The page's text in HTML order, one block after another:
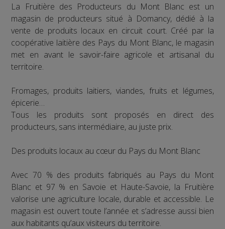
La Fruitière des Producteurs du Mont Blanc est un
magasin de producteurs situé à Domancy, dédié à la
vente de produits locaux en circuit court. Créé par la
coopérative laitière des Pays du Mont Blanc, le magasin
met en avant le savoir-faire agricole et artisanal du
territoire.
Fromages, produits laitiers, viandes, fruits et légumes,
épicerie…
Tous les produits sont proposés en direct des
producteurs, sans intermédiaire, au juste prix.
Des produits locaux au cœur du Pays du Mont Blanc
Avec 70 % des produits fabriqués au Pays du Mont
Blanc et 97 % en Savoie et Haute-Savoie, la Fruitière
valorise une agriculture locale, durable et accessible. Le
magasin est ouvert toute l’année et s’adresse aussi bien
aux habitants qu’aux visiteurs du territoire.